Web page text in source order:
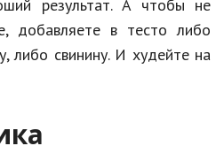
результат. А чтобы не
добавляете в тесто либо
либо свинину. И худейте на